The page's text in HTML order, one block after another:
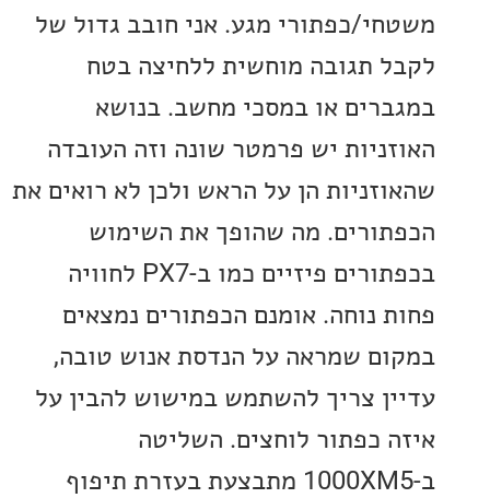
כפתורי מגע. אני חובב גדול של
תגובה מוחשית ללחיצה בטח
או במסכי מחשב. בנושא
יש פרמטר שונה וזה העובדה
הן על הראש ולכן לא רואים את
מה שהופך את השימוש
בכפתורים פיזיים כמו ב-PX7 לחוויה
נוחה. אומנם הכפתורים נמצאים
שמראה על הנדסת אנוש טובה,
צריך להשתמש במישוש להבין על
כפתור לוחצים. השליטה
ב-1000XM5 מתבצעת בעזרת תיפוף